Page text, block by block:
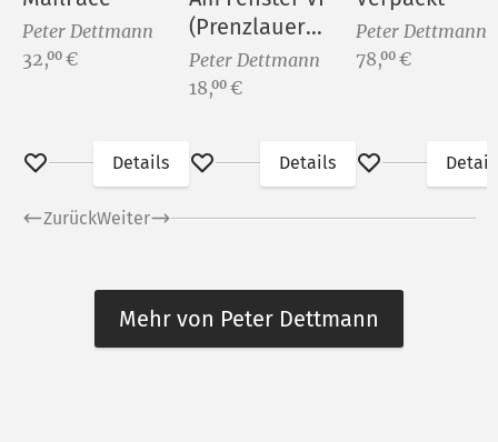
Peter Dettmann
Preis:
32,00 €
Merken
Details
(Prenzlauer
Berg -
Gleimkiez)
Peter Dettmann
Preis:
18,00 €
Merken
Details
Peter Dettmann
Preis:
78,00 €
Merken
ZurückWeiter
Mehr von Peter Dettmann